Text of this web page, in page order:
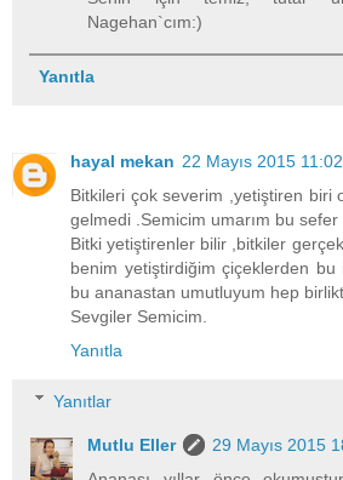
Nagehan`cım:)
Yanıtla
hayal mekan 22 Mayıs 2015 11:02
Bitkileri çok severim ,yetiştiren biri
gelmedi .Semicim umarım bu sefer
Bitki yetiştirenler bilir ,bitkiler
benim yetiştirdiğim çiçeklerden
bu ananastan umutluyum hep
Sevgiler Semicim.
Yanıtla
Yanıtlar
Mutlu Eller
29 Mayıs 2015